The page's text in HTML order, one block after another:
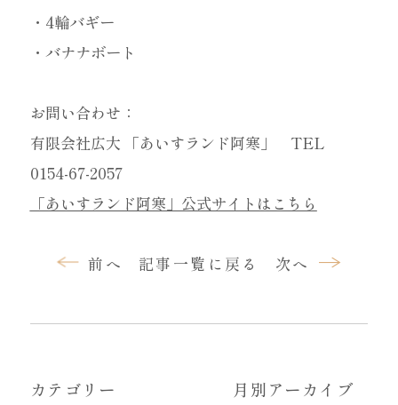
・4輪バギー
・バナナボート
お問い合わせ：
有限会社広大 「あいすランド阿寒」 TEL
0154-67-2057
「あいすランド阿寒」公式サイトはこちら
前へ 記事一覧に戻る 次へ
カテゴリー 月別アーカイブ